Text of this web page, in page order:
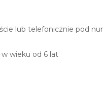
lub telefonicznie pod
wieku od 6 lat